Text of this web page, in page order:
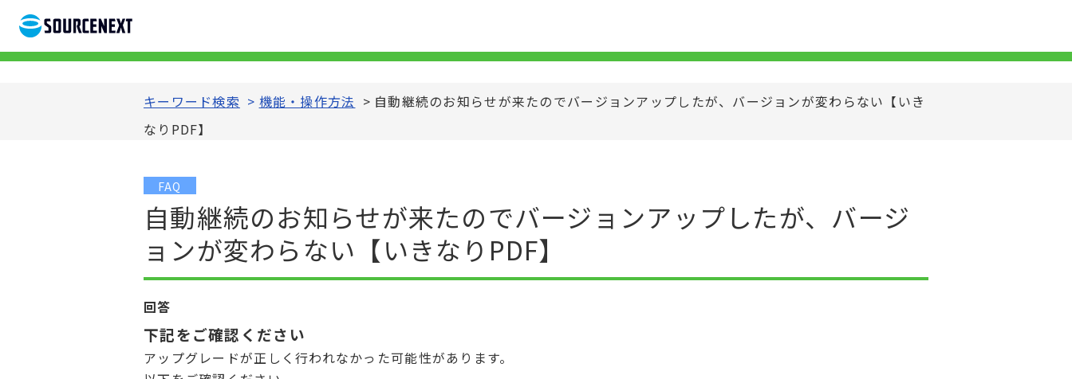
キーワード検索 > 機能・操作方法 > 自動継続のお知らせが来たのでバージョンアップしたが、バージョンが変わらない【いき
なりPDF】
FAQ
自動継続のお知らせが来たのでバージョンアップしたが、バージ
ョンが変わらない【いきなりPDF】
回答
下記をご確認ください
アップグレードが正しく行われなかった可能性があります。